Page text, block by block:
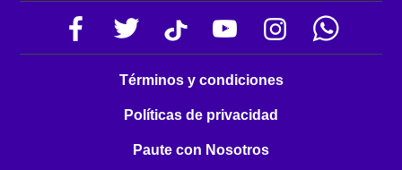
Términos y condiciones
Políticas de privacidad
Paute con Nosotros